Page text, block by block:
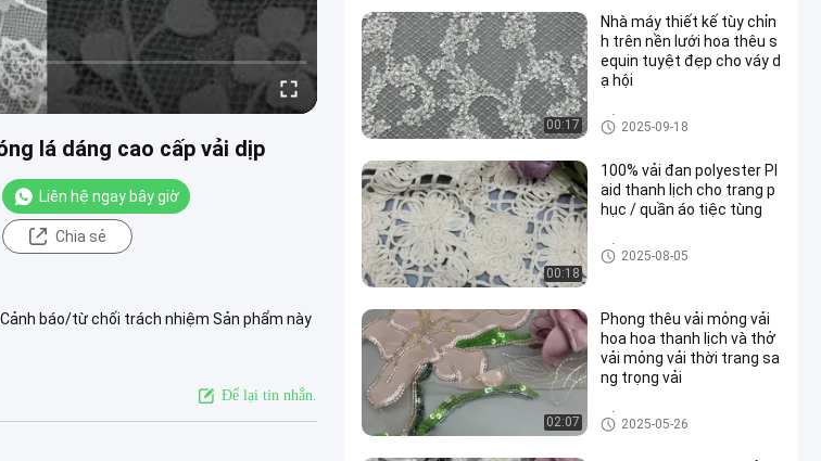
lá dáng cao cấp vải dịp
Liên hệ ngay bây giờ
Chia sẻ
báo/từ chối trách nhiệm Sản phẩm này
Để lại tin nhắn.
00:17
Nhà máy thiết kế tùy chỉn
h trên nền lưới hoa thêu s
equin tuyệt đẹp cho váy d
ạ hội
Vải thêu Sequin
2025-09-18
00:18
100% vải đan polyester Pl
aid thanh lịch cho trang p
hục / quần áo tiệc tùng
Vải ren thêu
2025-08-05
02:07
Phong thêu vải mỏng vải
hoa hoa thanh lịch và thở
vải mỏng vải thời trang sa
ng trọng vải
Vải thêu cườm
2025-05-26